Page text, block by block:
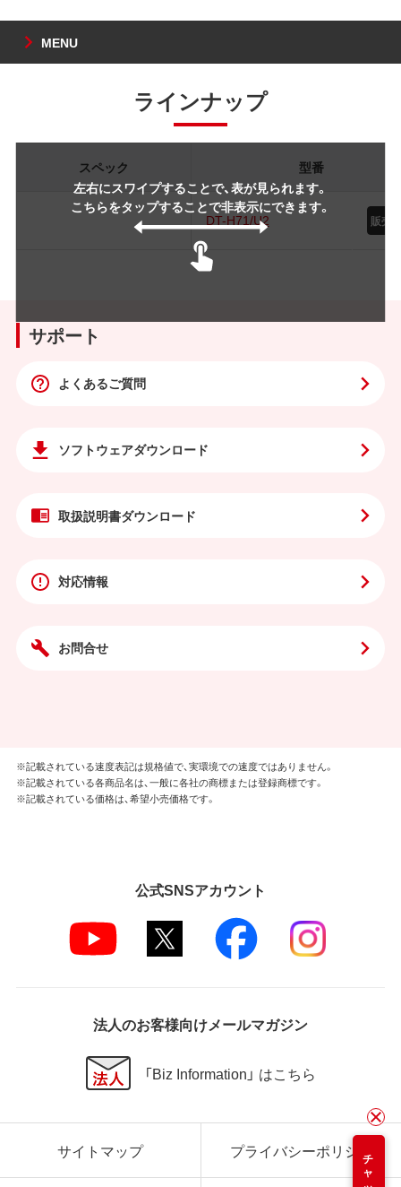
MENU
ラインナップ
左右にスワイプすることで、表が見られます。
こちらをタップすることで非表示にできます。
スペック 型番
DT-H71/U2
サポート
よくあるご質問
ソフトウェアダウンロード
取扱説明書ダウンロード
対応情報
お問合せ
※記載されている速度表記は規格値で、実環境での速度ではありません。
※記載されている各商品名は、一般に各社の商標または登録商標です。
※記載されている価格は、希望小売価格です。
公式SNSアカウント
法人のお客様向けメールマガジン
「Biz Information」 はこちら
サイトマップ プライバシーポリシー